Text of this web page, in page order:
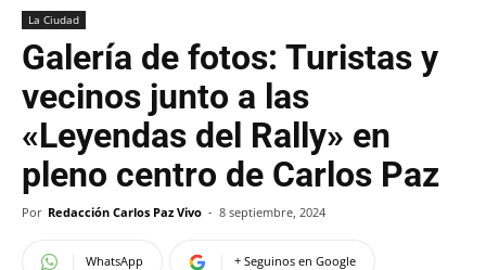
La Ciudad
Galería de fotos: Turistas y
vecinos junto a las
«Leyendas del Rally» en
pleno centro de Carlos Paz
Por Redacción Carlos Paz Vivo - 8 septiembre, 2024
WhatsApp + Seguinos en Google